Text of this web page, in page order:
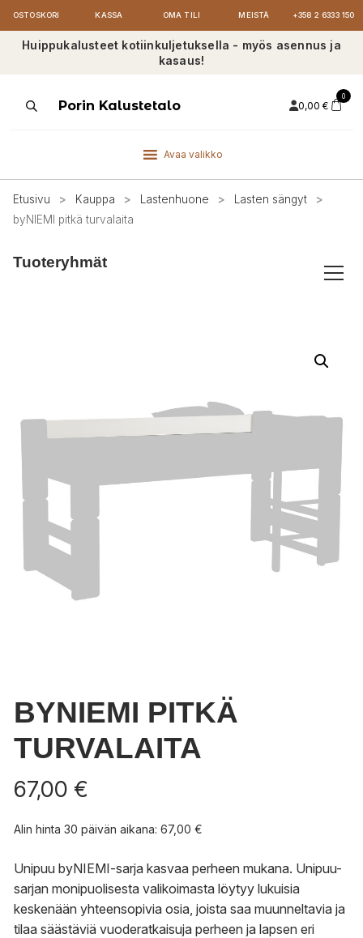
OSTOSKORI KASSA OMA TILI MEISTÄ +358 2 6333 150
Huippukalusteet kotiinkuljetuksella - myös asennus ja
kasaus!
ProductsPorin Kalustetalo 0,00 €
0
Avaa valikko
Etusivu > Kauppa > Lastenhuone > Lasten sängyt
>
byNIEMI pitkä turvalaita
Tuoteryhmät
BYNIEMI PITKÄ
TURVALAITA
67,00 €
Alin hinta 30 päivän aikana: 67,00 €
Unipuu byNIEMI-sarja kasvaa perheen mukana. Unipuu-
sarjan monipuolisesta valikoimasta löytyy lukuisia
keskenään yhteensopivia osia, joista saa muunneltavia ja
tilaa säästäviä vuoderatkaisuja perheen ja lapsen eri